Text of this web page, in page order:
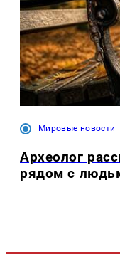
Мировые новости
Археолог
рядом с